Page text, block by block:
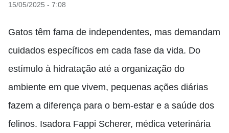
15/05/2025 - 7:08
Gatos têm fama de independentes, mas demandam
cuidados específicos em cada fase da vida. Do
estímulo à hidratação até a organização do
ambiente em que vivem, pequenas ações diárias
fazem a diferença para o bem-estar e a saúde dos
felinos. Isadora Fappi Scherer, médica veterinária